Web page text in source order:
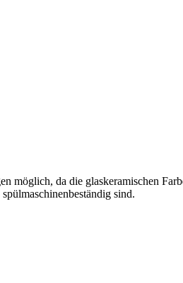
möglich, da die glaskeramischen
sind.